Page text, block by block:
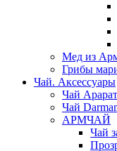
Мед из
Грибы
Чай. Аксессуары
Чай Арарат
Чай
АРМЧАЙ
Чай